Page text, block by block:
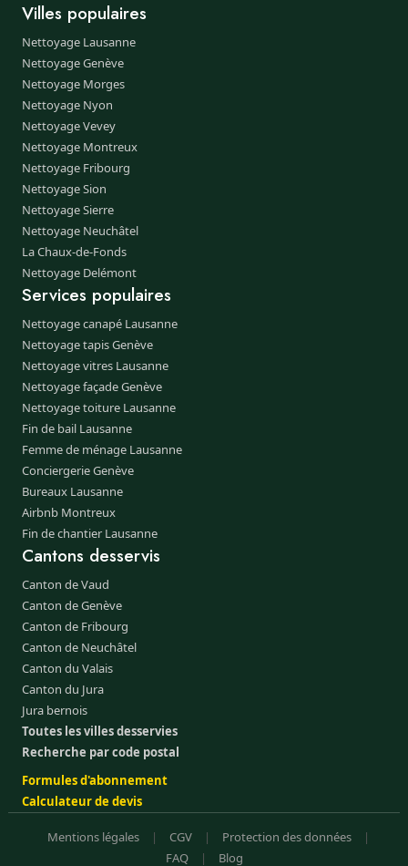
Villes populaires
Nettoyage Lausanne
Nettoyage Genève
Nettoyage Morges
Nettoyage Nyon
Nettoyage Vevey
Nettoyage Montreux
Nettoyage Fribourg
Nettoyage Sion
Nettoyage Sierre
Nettoyage Neuchâtel
La Chaux-de-Fonds
Nettoyage Delémont
Services populaires
Nettoyage canapé Lausanne
Nettoyage tapis Genève
Nettoyage vitres Lausanne
Nettoyage façade Genève
Nettoyage toiture Lausanne
Fin de bail Lausanne
Femme de ménage Lausanne
Conciergerie Genève
Bureaux Lausanne
Airbnb Montreux
Fin de chantier Lausanne
Cantons desservis
Canton de Vaud
Canton de Genève
Canton de Fribourg
Canton de Neuchâtel
Canton du Valais
Canton du Jura
Jura bernois
Toutes les villes desservies
Recherche par code postal
Formules d'abonnement
Calculateur de devis
Mentions légales | CGV | Protection des données
|
FAQ
| Blog